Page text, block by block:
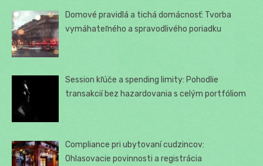
Domové pravidlá a tichá domácnosť: Tvorba
vymáhateľného a spravodlivého poriadku
Session kľúče a spending limity: Pohodlie
transakcií bez hazardovania s celým portfóliom
Compliance pri ubytovaní cudzincov:
Ohlasovacie povinnosti a registrácia